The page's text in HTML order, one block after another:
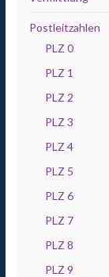
Postleitzahlen
PLZ 0
PLZ 1
PLZ 2
PLZ 3
PLZ 4
PLZ 5
PLZ 6
PLZ 7
PLZ 8
PLZ 9